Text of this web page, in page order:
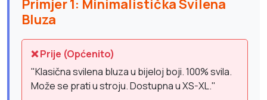
Primjer 1: Minimalistička Svilena
Bluza
❌ Prije (Općenito)
"Klasična svilena bluza u bijeloj boji. 100% svila.
Može se prati u stroju. Dostupna u XS-XL."